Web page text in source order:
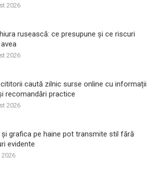
2026
rusească: ce presupune și ce riscuri
2026
cititorii caută zilnic surse online cu informații
recomandări practice
2026
și grafica pe haine pot transmite stil fără
evidente
2026